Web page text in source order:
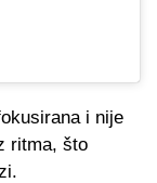
i nije
ritma, što